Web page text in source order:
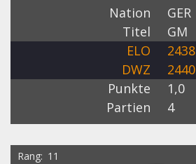
Nation
GER
Titel
GM
ELO
2438
DWZ
2440
Punkte
1,0
Partien
4
Rang 11